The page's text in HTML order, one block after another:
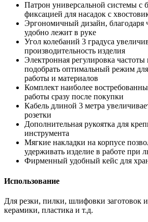
Патрон универсальной системы с
фиксацией для насадок с
Эргономичный дизайн, благодаря
удобно лежит в руке
Угол колебаний 3 градуса
производительность изделия
Электронная регулировка частоты
подобрать оптимальный режим
работы и материалов
Комплект наиболее
работы сразу после покупки
Кабель длиной 3 метра
розетки
Дополнительная рукоятка для
инструмента
Мягкие накладки на корпусе
удерживать изделие в работе при
Фирменный удобный кейс для
Использование
Для резки, пилки, шлифовки заготовок
керамики, пластика и т.д.